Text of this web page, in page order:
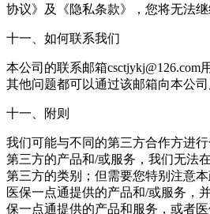
协议》及《隐私条款》，您将无法继
十一、如何联系我们
本公司的联系邮箱csctjykj@126.com
其他问题都可以通过该邮箱向本公司
十一、附则
我们可能与不同的第三方合作方进
第三方的产品和/或服务，我们无法
第三方的类别；但需要您特别注意
医保一点通提供的产品和/或服务，
保一点通提供的产品和服务，或者